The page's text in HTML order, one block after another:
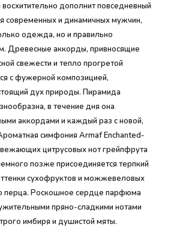
дополнит повседневный
современных и динамичных мужчин,
одежда, но и правильно
Древесные аккорды, привносящие
свежести и тепло прогретой
с фужерной композицией,
дух природы. Пирамида
в течение дня она
аккордами и каждый раз с новой,
симфония Armaf Enchanted-
цитрусовых нот грейпфрута
позже присоединяется терпкий
сухофруктов и можжевеловых
перца. Роскошное сердце парфюма
пряно-сладкими нотами
имбиря и душистой мяты.